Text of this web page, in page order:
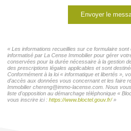
Envoyer le
« Les informations recueillies sur ce formulaire
informatisé par La Cense Immobilier pour gérer
conservées pour la durée nécessaire à la gestion
des prescriptions légales applicables et sont
Conformément à la loi « informatique et libertés »,
d'accès aux données vous concernant et les faire
Immobilier chereng@immo-lacense.com. Nous
liste d'opposition au démarchage téléphonique «
vous inscrire ici : https://www.bloctel.gouv.fr/»